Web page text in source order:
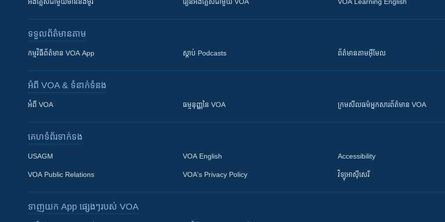
Khmer English
អង់គ្លេស​ជាមួយ​ម៉ានី​និង​ម៉ូរី រៀន​​​​​​អង់គ្លេស​​ជាមួយ VOA VOA Learning English
ទទួល​ព័ត៌មាន​តាម
កម្មវិធី​ព័ត៌មាន VOA App ស្តាប់ Podcasts ព័ត៌មាន​តាម​អ៊ីមែល
អំពី​ VOA & ទំនាក់ទំនង
អំពី​ VOA ធម្មនុញ្ញ​នៃ VOA ក្រម​​​សីលធម៌​​​អ្នក​​​សារព័ត៌មាន VOA
គេហទំព័រ​​ទាក់ទង
USAGM
VOA Public Relations
VOA English
VOA's Privacy Policy
Accessibility
វិទ្យុ​អាស៊ី​សេរី
ទាញយក​ App ផ្សេងៗ​របស់​ VOA